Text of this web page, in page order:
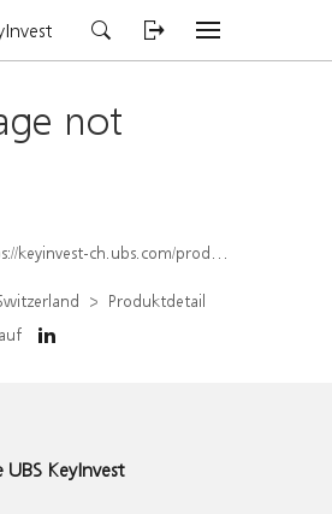
not
ch.ubs.com/produkt/detail/index/isin/CH1563487177
Produktdetail
UBS KeyInvest